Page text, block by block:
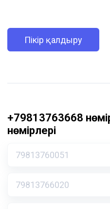
Пікір қалдыру
+79813763668
нөмірлері
79813760051
79813766020